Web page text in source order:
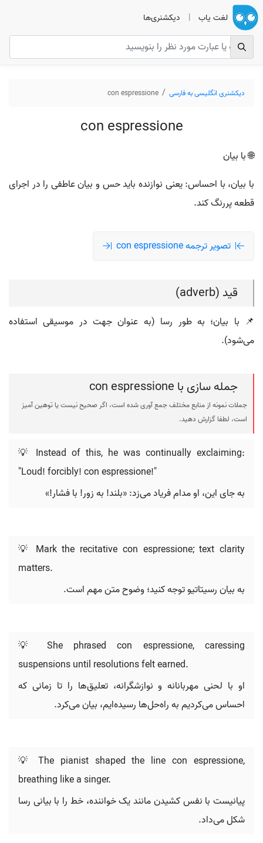
لغت یاب | دیکشنری‌ها
دیکشنری انگلیسی به فارسی con espressione
con espressione
🌐 با بیان
با بیان، با احساس: یعنی نوازنده باید حس و بیان عاطفی را در اجرای
قطعه پررنگ کند.
تصویر ترجمه con espressione
قید (adverb)
📌 با بیان؛ به طور رسا (به عنوان جهت در موسیقی استفاده
می‌شود).
جمله سازی با con espressione
جملات نمونه از منابع مختلف جمع آوری شده است، اگر صحیح نیست یا توهین آمیز
است، لطفا گزارش دهید.
💡 Instead of this, he was continually exclaiming:
"Loud! forcibly! con espressione!"
به جای این، او مدام فریاد می‌زد: «بلند! به زور! با فشار!»
💡 Mark the recitative con espressione; text clarity
matters.
به بیان رسیتاتیو توجه کنید؛ وضوح متن مهم است.
💡 She phrased con espressione, caressing
suspensions until resolutions felt earned.
او با لحنی مهربانانه و نوازشگرانه، تعلیق‌ها را تا زمانی که
احساس می‌کردیم به راه‌حل‌ها رسیده‌ایم، بیان می‌کرد.
💡 The pianist shaped the line con espressione,
breathing like a singer.
پیانیست با نفس کشیدن مانند یک خواننده، خط را با بیانی رسا
شکل می‌داد.